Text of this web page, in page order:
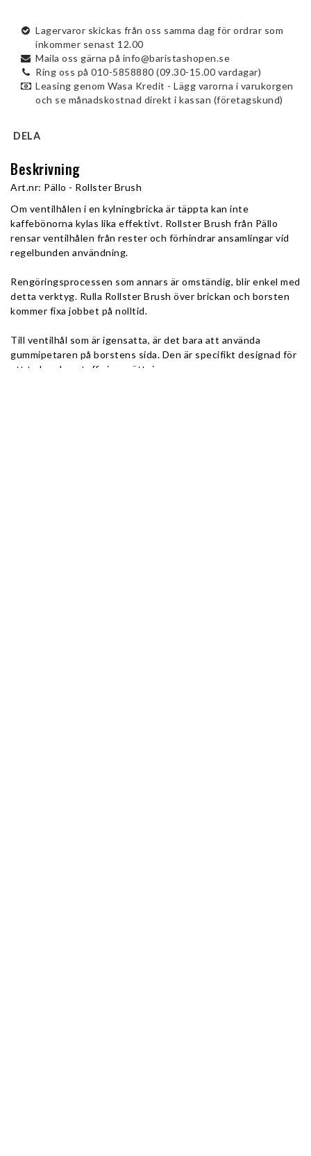
Lagervaror skickas från oss samma dag för ordrar som
inkommer senast 12.00
Maila oss gärna på info@baristashopen.se
Ring oss på 010-5858880 (09.30-15.00 vardagar)
Leasing genom Wasa Kredit - Lägg varorna i varukorgen
och se månadskostnad direkt i kassan (företagskund)
DELA
Beskrivning
Art.nr: Pällo - Rollster Brush
Om ventilhålen i en kylningbricka är täppta kan inte
kaffebönorna kylas lika effektivt. Rollster Brush från Pällo
rensar ventilhålen från rester och förhindrar ansamlingar vid
regelbunden användning.
Rengöringsprocessen som annars är omständig, blir enkel med
detta verktyg. Rulla Rollster Brush över brickan och borsten
kommer fixa jobbet på nolltid.
Till ventilhål som är igensatta, är det bara att använda
gummipetaren på borstens sida. Den är specifikt designad för
att ta hand om tuffa igensättningar.